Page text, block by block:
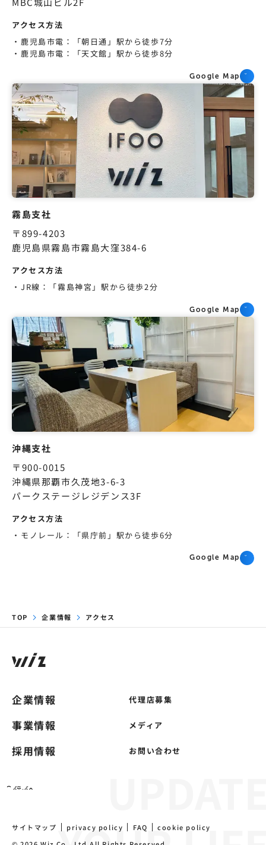
アクセス方法
鹿児島市電：「朝日通」駅から徒歩7分
鹿児島市電：「天文館」駅から徒歩8分
Google Map
霧島支社
〒899-4203
鹿児島県霧島市霧島大窪384-6
アクセス方法
JR線：「霧島神宮」駅から徒歩2分
Google Map
沖縄支社
〒900-0015
沖縄県那覇市久茂地3-6-3
パークステージレジデンス3F
アクセス方法
モノレール：「県庁前」駅から徒歩6分
Google Map
TOP 企業情報 アクセス
企業情報
事業情報
採用情報
代理店募集
メディア
お問い合わせ
サイトマップ privacy policy FAQ
cookie policy